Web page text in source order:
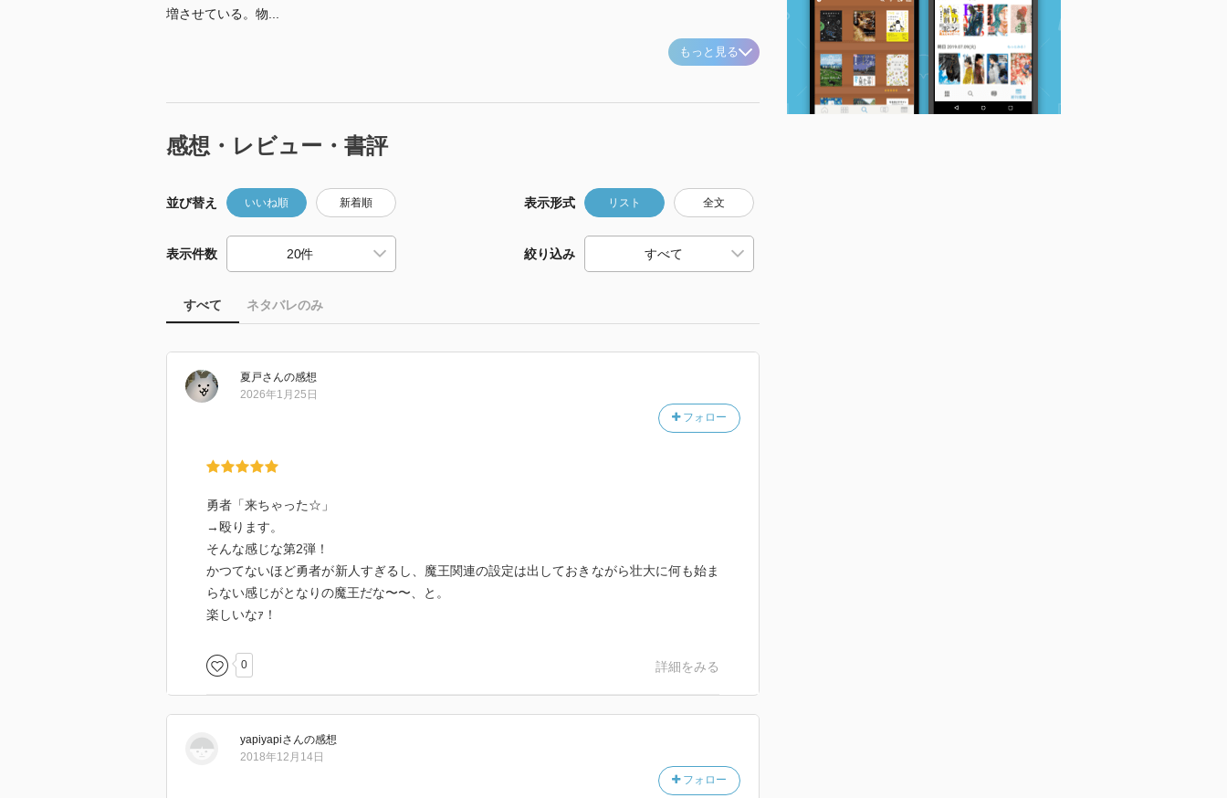
増させている。物...
もっと見る
感想・レビュー・書評
並び替え いいね順 新着順 表示形式 リスト 全文
表示件数 絞り込み
すべて ネタバレのみ
夏戸さんの感想
フォロー
2026年1月25日
勇者「来ちゃった☆」
→殴ります。
そんな感じな第2弾！
かつてないほど勇者が新人すぎるし、魔王関連の設定は出しておきながら壮大に何も始ま
らない感じがとなりの魔王だな〜〜、と。
楽しいなｧ！
0 詳細をみる
yapiyapiさんの感想
フォロー
2018年12月14日